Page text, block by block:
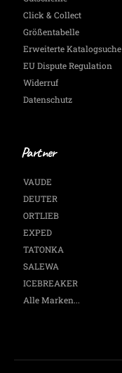
Click & Collect
Größentabelle
Erweiterte Katalogsuche
EU Dispute Regulation
Widerruf
Datenschutz
Partner
VAUDE
DEUTER
ORTLIEB
EXPED
TATONKA
SALEWA
ICEBREAKER
Alle Marken...